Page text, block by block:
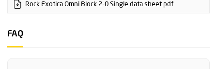
Rock Exotica Omni Block 2-0 Single data sheet.pdf
FAQ